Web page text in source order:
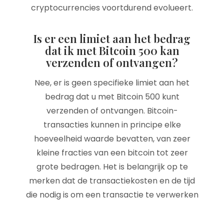
cryptocurrencies voortdurend evolueert.
Is er een limiet aan het bedrag
dat ik met Bitcoin 500 kan
verzenden of ontvangen?
Nee, er is geen specifieke limiet aan het
bedrag dat u met Bitcoin 500 kunt
verzenden of ontvangen. Bitcoin-
transacties kunnen in principe elke
hoeveelheid waarde bevatten, van zeer
kleine fracties van een bitcoin tot zeer
grote bedragen. Het is belangrijk op te
merken dat de transactiekosten en de tijd
die nodig is om een transactie te verwerken